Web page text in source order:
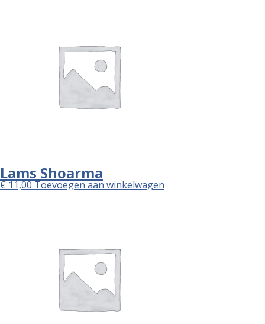
Lams Shoarma
€11,00Toevoegen aan winkelwagen